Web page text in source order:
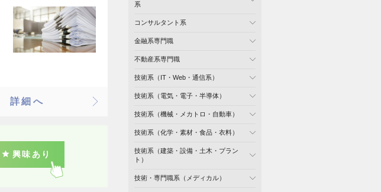
詳細へ
興味あり
系
コンサルタント系
金融系専門職
不動産系専門職
技術系（IT・Web・通信系）
技術系（電気・電子・半導体）
技術系（機械・メカトロ・自動車）
技術系（化学・素材・食品・衣料）
技術系（建築・設備・土木・プラン
ト）
技術・専門職系（メディカル）